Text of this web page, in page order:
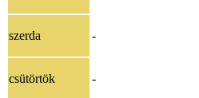
szerda -
csütörtök -